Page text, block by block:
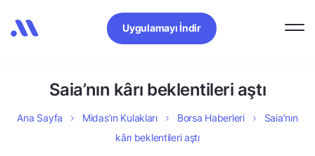
Uygulamayı İndir
Saia’nın kârı beklentileri aştı
Ana Sayfa Midas’ın Kulakları Borsa Haberleri
Saia’nın
kârı beklentileri aştı